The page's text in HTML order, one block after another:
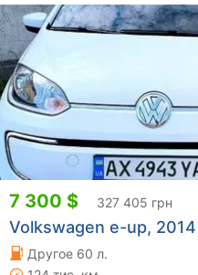
7 300 $ 327 405 грн
Volkswagen e-up, 2014
Другое 60 л.